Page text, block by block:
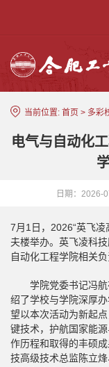
当前位置: 首页 > 多彩
电气与自动化
日期：2026-
7月1日，2026“英飞
夫楼举办。英飞凌科
自动化工程学院相关
学院党委书记冯
绍了学校与学院深厚
望以本次活动为新起
键技术，护航国家能
作历程和取得的丰硕
技高级技术总监陈立